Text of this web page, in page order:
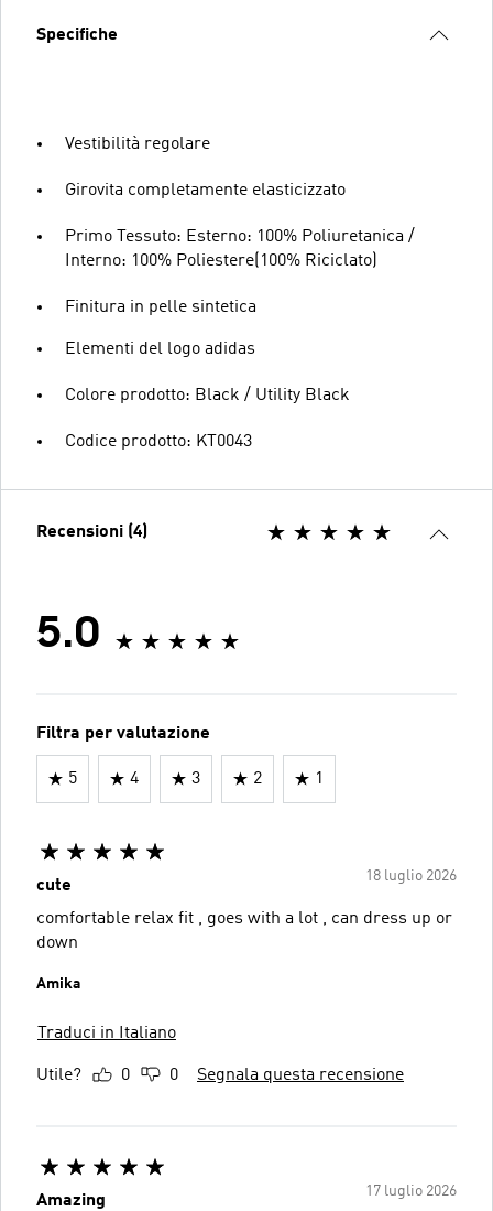
Specifiche
Vestibilità regolare
Girovita completamente elasticizzato
Primo Tessuto: Esterno: 100% Poliuretanica /
Interno: 100% Poliestere(100% Riciclato)
Finitura in pelle sintetica
Elementi del logo adidas
Colore prodotto: Black / Utility Black
Codice prodotto: KT0043
Recensioni (4)
5.0
Filtra per valutazione
5 4 3 2 1
18 luglio 2026
cute
comfortable relax fit , goes with a lot , can dress up or
down
Amika
Traduci in Italiano
Utile? 0 0 Segnala questa recensione
17 luglio 2026
Amazing